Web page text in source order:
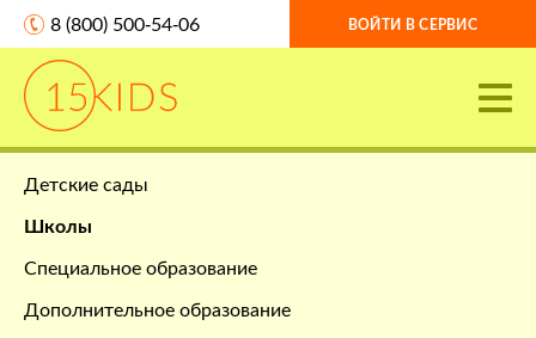
8 (800) 500-54-06 ВОЙТИ В СЕРВИС
Детские сады
Школы
Специальное образование
Дополнительное образование